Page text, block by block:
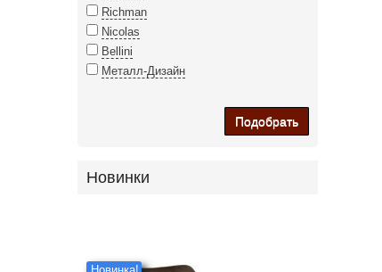
Richman
Nicolas
Bellini
Металл-Дизайн
Подобрать
Новинки